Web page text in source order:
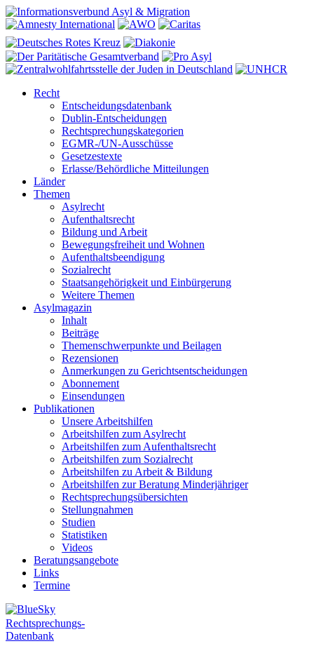
Recht
Entscheidungsdatenbank
Dublin-Entscheidungen
Rechtsprechungskategorien
EGMR-/UN-Ausschüsse
Gesetzestexte
Erlasse/Behördliche Mitteilungen
Länder
Themen
Asylrecht
Aufenthaltsrecht
Bildung und Arbeit
Bewegungsfreiheit und Wohnen
Aufenthaltsbeendigung
Sozialrecht
Staatsangehörigkeit und Einbürgerung
Weitere Themen
Asylmagazin
Inhalt
Beiträge
Themenschwerpunkte und Beilagen
Rezensionen
Anmerkungen zu Gerichtsentscheidungen
Abonnement
Einsendungen
Publikationen
Unsere Arbeitshilfen
Arbeitshilfen zum Asylrecht
Arbeitshilfen zum Aufenthaltsrecht
Arbeitshilfen zum Sozialrecht
Arbeitshilfen zu Arbeit & Bildung
Arbeitshilfen zur Beratung Minderjähriger
Rechtsprechungsübersichten
Stellungnahmen
Studien
Statistiken
Videos
Beratungsangebote
Links
Termine
Rechtsprechungs-
Datenbank